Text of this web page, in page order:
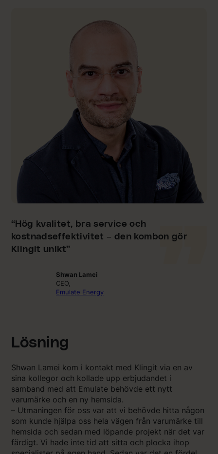
“Hög kvalitet, bra service och
kostnadseffektivitet – den kombon gör
Klingit unikt”
Shwan Lamei
CEO,
Emulate Energy
Lösning
Shwan Lamei kom i kontakt med Klingit via en av
sina kollegor och kollade upp erbjudandet i
samband med att Emulate behövde ett nytt
varumärke och en ny hemsida.
– Utmaningen för oss var att vi behövde hitta någon
som kunde hjälpa oss hela vägen från varumärke till
hemsida och sedan med löpande projekt när det var
färdigt. Vi hade inte tid att sitta och plocka ihop